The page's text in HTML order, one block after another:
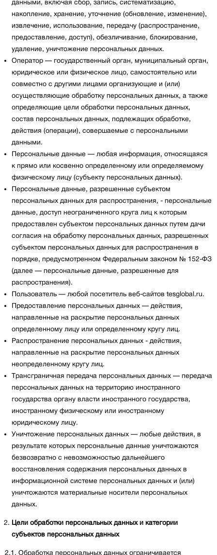
данными, включая сбор, запись, систематизацию,
накопление, хранение, уточнение (обновление, изменение),
извлечение, использование, передачу (распространение,
предоставление, доступ), обезличивание, блокирование,
удаление, уничтожение персональных данных.
Оператор — государственный орган, муниципальный орган,
юридическое или физическое лицо, самостоятельно или
совместно с другими лицами организующие и (или)
осуществляющие обработку персональных данных, а также
определяющие цели обработки персональных данных,
состав персональных данных, подлежащих обработке,
действия (операции), совершаемые с персональными
данными.
Персональные данные — любая информация, относящаяся
к прямо или косвенно определенному или определяемому
физическому лицу (субъекту персональных данных).
Персональные данные, разрешенные субъектом
персональных данных для распространения, - персональные
данные, доступ неограниченного круга лиц к которым
предоставлен субъектом персональных данных путем дачи
согласия на обработку персональных данных, разрешенных
субъектом персональных данных для распространения в
порядке, предусмотренном Федеральным законом № 152-ФЗ
(далее — персональные данные, разрешенные для
распространения).
Пользователь — любой посетитель веб-сайтов tesglobal.ru.
Предоставление персональных данных — действия,
направленные на раскрытие персональных данных
определенному лицу или определенному кругу лиц.
Распространение персональных данных - действия,
направленные на раскрытие персональных данных
неопределенному кругу лиц.
Трансграничная передача персональных данных — передача
персональных данных на территорию иностранного
государства органу власти иностранного государства,
иностранному физическому или иностранному
юридическому лицу.
Уничтожение персональных данных — любые действия, в
результате которых персональные данные уничтожаются
безвозвратно с невозможностью дальнейшего
восстановления содержания персональных данных в
информационной системе персональных данных и (или)
уничтожаются материальные носители персональных
данных.
Цели обработки персональных данных и категории
субъектов персональных данных
2.1. Обработка персональных данных ограничивается